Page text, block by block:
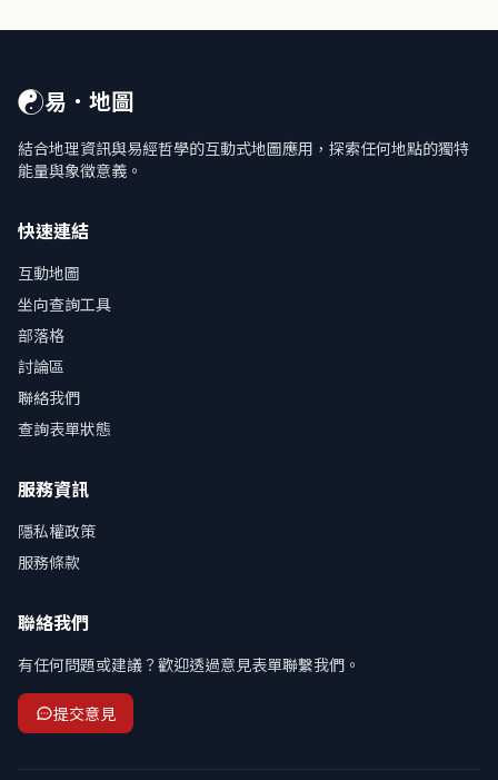
☯易．地圖
結合地理資訊與易經哲學的互動式地圖應用，探索任何地點的獨特
能量與象徵意義。
快速連結
互動地圖
坐向查詢工具
部落格
討論區
聯絡我們
查詢表單狀態
服務資訊
隱私權政策
服務條款
聯絡我們
有任何問題或建議？歡迎透過意見表單聯繫我們。
提交意見